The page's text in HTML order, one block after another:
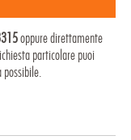
oppure direttamente
particolare puoi